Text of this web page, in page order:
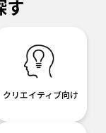
す
クリエイティブ向け